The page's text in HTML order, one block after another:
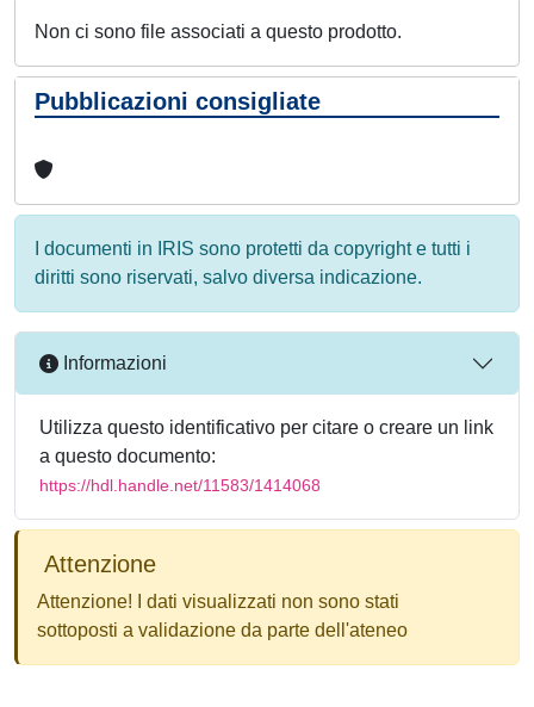
Non ci sono file associati a questo prodotto.
Pubblicazioni consigliate
I documenti in IRIS sono protetti da copyright e tutti i
diritti sono riservati, salvo diversa indicazione.
Informazioni
Utilizza questo identificativo per citare o creare un link
a questo documento:
https://hdl.handle.net/11583/1414068
Attenzione
Attenzione! I dati visualizzati non sono stati
sottoposti a validazione da parte dell'ateneo